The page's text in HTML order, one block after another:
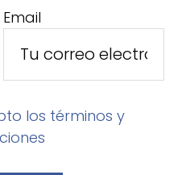
Email
los términos y